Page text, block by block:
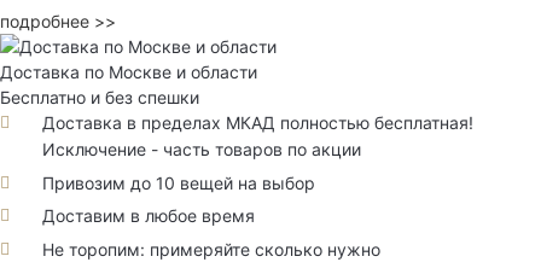
подробнее >>
Доставка по Москве и области
Бесплатно и без спешки
Доставка в пределах МКАД полностью бесплатная!
Исключение - часть товаров по акции
Привозим до 10 вещей на выбор
Доставим в любое время
Не торопим: примеряйте сколько нужно